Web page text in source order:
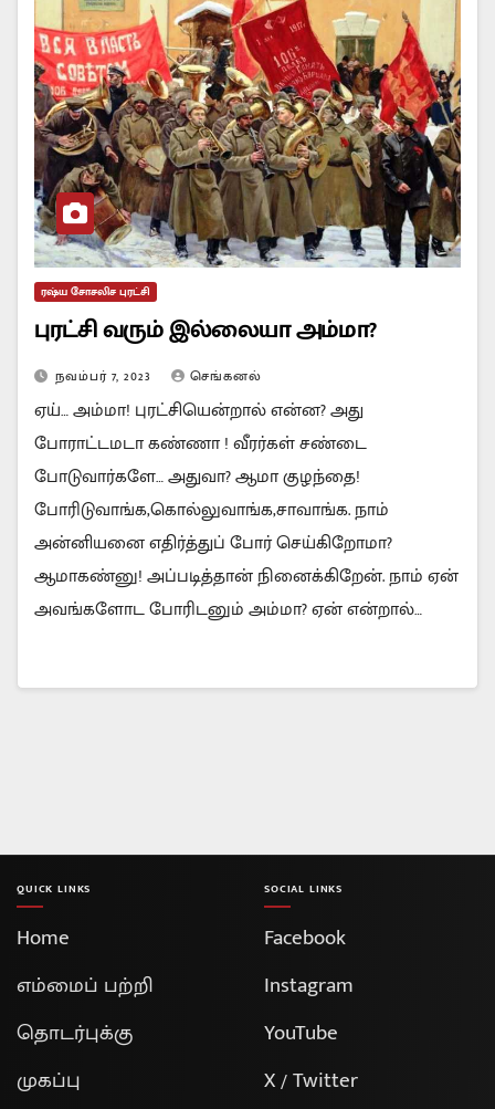
ரஷ்ய சோசலிச புரட்சி
புரட்சி வரும் இல்லையா அம்மா?
நவம்பர் 7, 2023 செங்கனல்
ஏய்… அம்மா! புரட்சியென்றால் என்ன? அது
போராட்டமடா கண்ணா ! வீரர்கள் சண்டை
போடுவார்களே… அதுவா? ஆமா குழந்தை!
போரிடுவாங்க,கொல்லுவாங்க,சாவாங்க. நாம்
அன்னியனை எதிர்த்துப் போர் செய்கிறோமா?
ஆமாகண்னு! அப்படித்தான் நினைக்கிறேன். நாம் ஏன்
அவங்களோட போரிடனும் அம்மா? ஏன் என்றால்…
QUICK LINKS
Home
எம்மைப் பற்றி
தொடர்புக்கு
முகப்பு
SOCIAL LINKS
Facebook
Instagram
YouTube
X / Twitter